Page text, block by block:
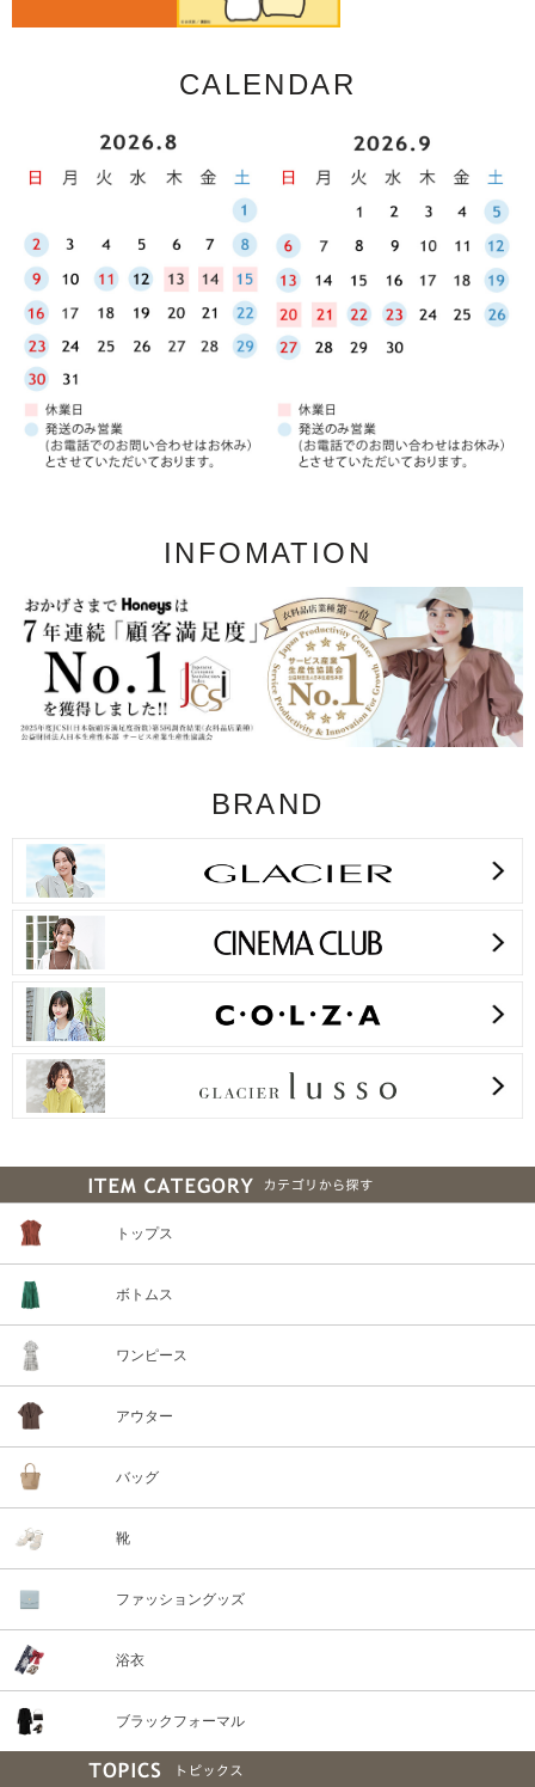
CALENDAR
INFOMATION
BRAND
トップス
ボトムス
ワンピース
アウター
バッグ
靴
ファッショングッズ
浴衣
ブラックフォーマル